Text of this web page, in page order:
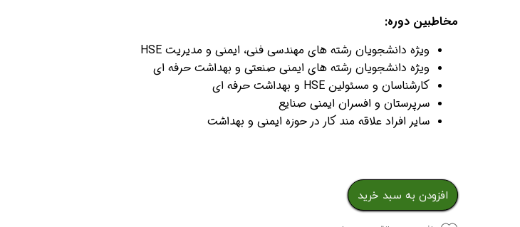
مخاطبین دوره:
ویژه دانشجویان رشته های مهندسی فنی، ایمنی و مدیریت HSE
ویژه دانشجویان رشته های ایمنی صنعتی و بهداشت حرفه ای
کارشناسان و مسئولین HSE و بهداشت حرفه ای
سرپرستان و افسران ایمنی صنایع
سایر افراد علاقه مند کار در حوزه ایمنی و بهداشت
افزودن به سبد خرید